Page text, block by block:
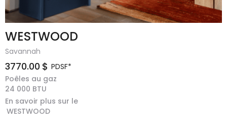
WESTWOOD
Savannah
3770.00 $ PDSF*
Poêles au gaz
24 000 BTU
En savoir plus sur le
WESTWOOD